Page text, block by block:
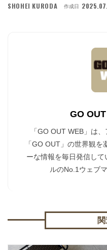
SHOHEI KURODA 作成日
GO
「GO OUT WEB」は
「GO OUT」の世界観
ーな情報を毎日発信し
ルのNo.1ウェブ